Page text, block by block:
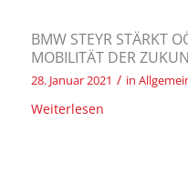
BMW STEYR STÄRKT
MOBILITÄT DER
28. Januar 2021 / in
Weiterlesen